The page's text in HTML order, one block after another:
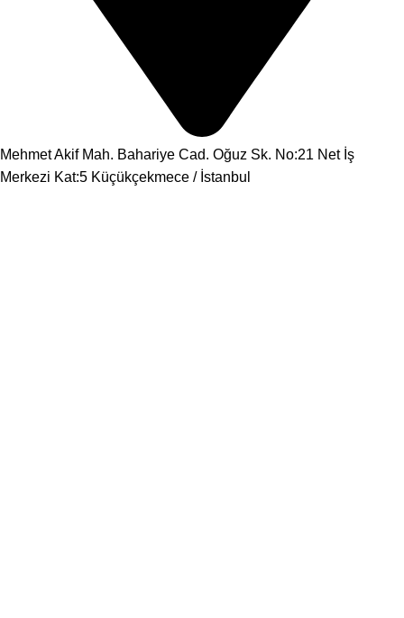
Mehmet Akif Mah. Bahariye Cad. Oğuz Sk. No:21 Net İş
Merkezi Kat:5 Küçükçekmece / İstanbul